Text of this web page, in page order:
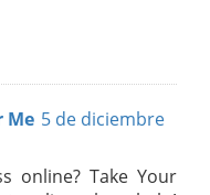
Me 5 de diciembre
online? Take Your